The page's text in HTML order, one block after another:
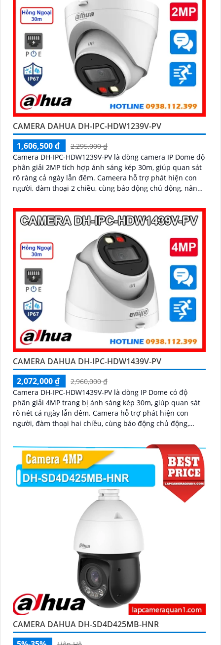
CAMERA DAHUA DH-IPC-HDW1239V-PV
1,606,500 ₫
2,295,000 ₫
Camera DH-IPC-HDW1239V-PV là dòng camera IP Dome độ
phân giải 2MP tích hợp ánh sáng kép 30m, giúp quan sát
rõ ràng cả ngày lẫn đêm. Cameera hỗ trợ phát hiện con
người, đàm thoại 2 chiều, cùng báo động chủ động, nâng
CAMERA DAHUA DH-IPC-HDW1439V-PV
2,072,000 ₫
2,960,000 ₫
Camera DH-IPC-HDW1439V-PV là dòng IP Dome có độ
phân giải 4MP trang bị ánh sáng kép 30m, giúp quan sát
rõ nét cả ngày lẫn đêm. Camera hỗ trợ phát hiện con
người, đàm thoại hai chiều, cùng báo động chủ động,
CAMERA DAHUA DH-SD4D425MB-HNR